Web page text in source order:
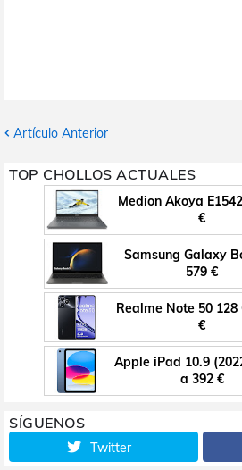
Artículo Anterior
TOP CHOLLOS ACTUALES
Medion Akoya
€
Samsung Galaxy
579 €
Realme Note 50 128
€
Apple iPad 10.9
a 392 €
SÍGUENOS
Twitter